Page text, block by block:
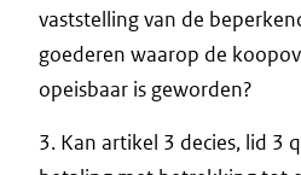
vaststelling van de
goederen waarop de
opeisbaar is geworden?
3. Kan artikel 3 decies, lid 3